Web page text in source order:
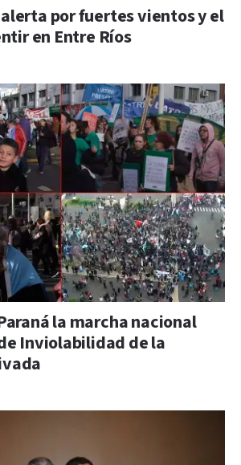
por fuertes vientos y el
en Entre Ríos
la marcha nacional
Inviolabilidad de la